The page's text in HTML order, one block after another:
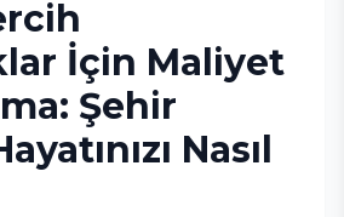
İçin Maliyet
Şehir
Nasıl